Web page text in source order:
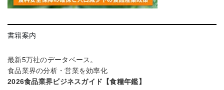
書籍案内
最新5万社のデータベース。
食品業界の分析・営業を効率化
2026食品業界ビジネスガイド【食糧年鑑】